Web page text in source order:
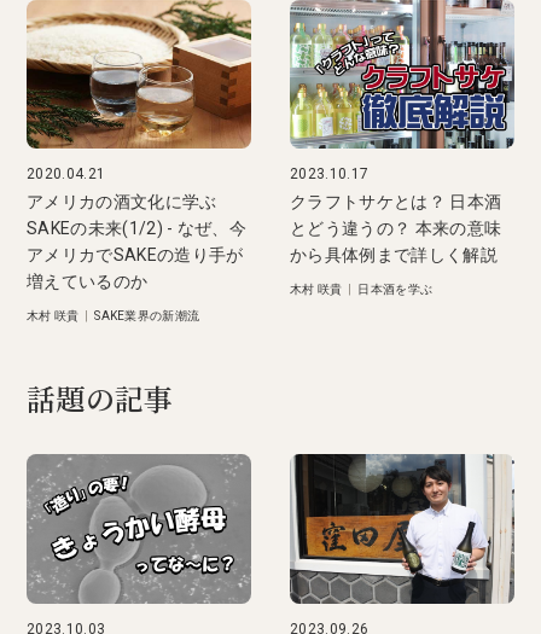
2020.04.21
アメリカの酒文化に学ぶ
SAKEの未来(1/2) - なぜ、今
アメリカでSAKEの造り手が
増えているのか
木村 咲貴 |SAKE業界の新潮流
2023.10.17
クラフトサケとは？ 日本酒
とどう違うの？ 本来の意味
から具体例まで詳しく解説
木村 咲貴 日本酒を学ぶ
話題の記事
2023.10.03 2023.09.26